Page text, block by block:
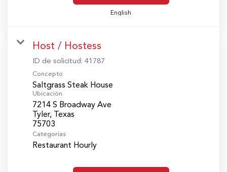
English
Host / Hostess
ID de solicitud: 41787
Concepto
Saltgrass Steak House
Ubicación
7214 S Broadway Ave
Tyler, Texas
Categorías
Restaurant Hourly